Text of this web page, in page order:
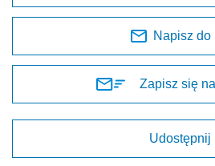
Napisz do
Zapisz się
Udostępnij